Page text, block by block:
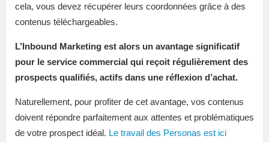
cela, vous devez récupérer leurs coordonnées grâce à des
contenus téléchargeables.
L’Inbound Marketing est alors un avantage significatif
pour le service commercial qui reçoit régulièrement des
prospects qualifiés, actifs dans une réflexion d’achat.
Naturellement, pour profiter de cet avantage, vos contenus
doivent répondre parfaitement aux attentes et problématiques
de votre prospect idéal. Le travail des Personas est ici